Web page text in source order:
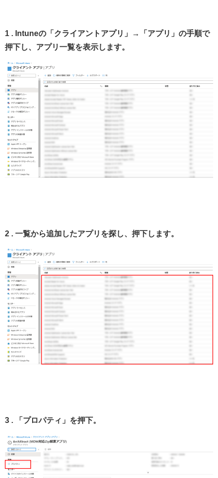
1 . Intuneの「クライアントアプリ」→「アプリ」の手順で
押下し、アプリ一覧を表示します。
2 . 一覧から追加したアプリを探し、押下します。
3 . 「プロパティ」を押下。